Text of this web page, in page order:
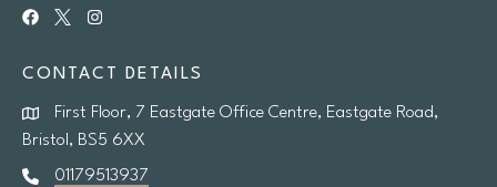
CONTACT DETAILS
First Floor, 7 Eastgate Office Centre, Eastgate Road,
Bristol, BS5 6XX
01179513937